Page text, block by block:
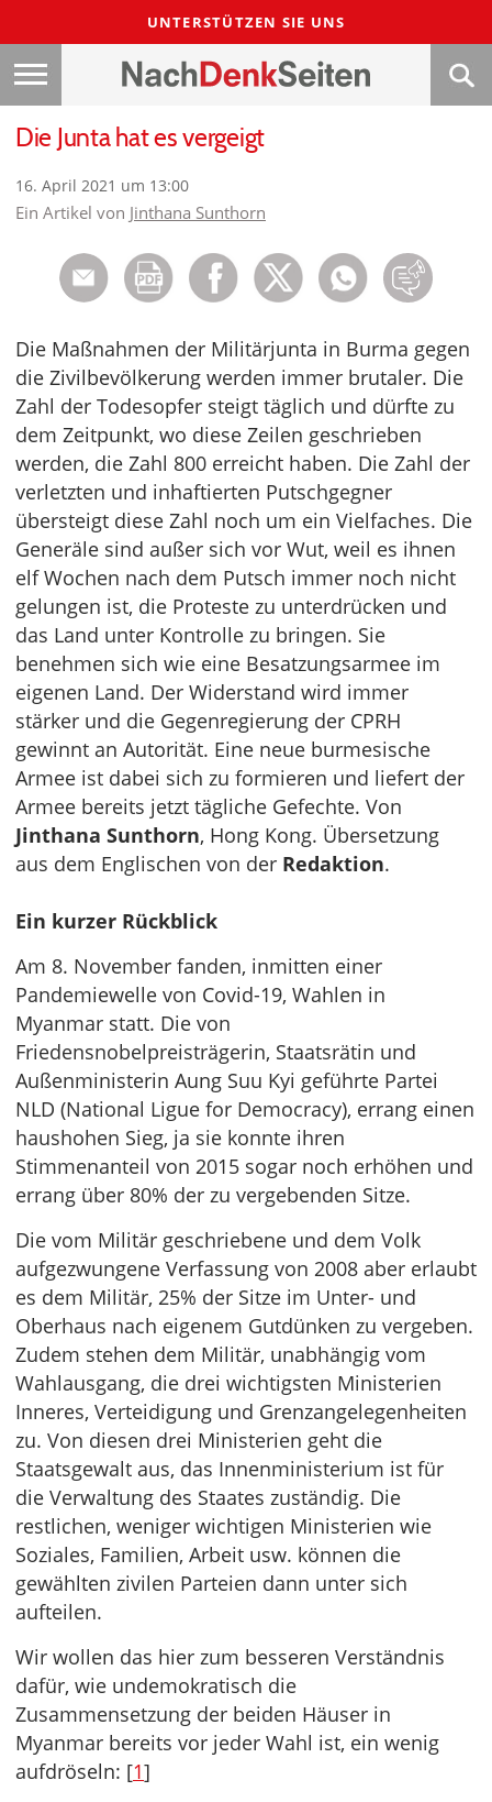
UNTERSTÜTZEN SIE UNS
Die Junta hat es vergeigt
16. April 2021 um 13:00
Ein Artikel von Jinthana Sunthorn
Die Maßnahmen der Militärjunta in Burma gegen
die Zivilbevölkerung werden immer brutaler. Die
Zahl der Todesopfer steigt täglich und dürfte zu
dem Zeitpunkt, wo diese Zeilen geschrieben
werden, die Zahl 800 erreicht haben. Die Zahl der
verletzten und inhaftierten Putschgegner
übersteigt diese Zahl noch um ein Vielfaches. Die
Generäle sind außer sich vor Wut, weil es ihnen
elf Wochen nach dem Putsch immer noch nicht
gelungen ist, die Proteste zu unterdrücken und
das Land unter Kontrolle zu bringen. Sie
benehmen sich wie eine Besatzungsarmee im
eigenen Land. Der Widerstand wird immer
stärker und die Gegenregierung der CPRH
gewinnt an Autorität. Eine neue burmesische
Armee ist dabei sich zu formieren und liefert der
Armee bereits jetzt tägliche Gefechte. Von
Jinthana Sunthorn, Hong Kong. Übersetzung
aus dem Englischen von der Redaktion.
Ein kurzer Rückblick
Am 8. November fanden, inmitten einer
Pandemiewelle von Covid-19, Wahlen in
Myanmar statt. Die von
Friedensnobelpreisträgerin, Staatsrätin und
Außenministerin Aung Suu Kyi geführte Partei
NLD (National Ligue for Democracy), errang einen
haushohen Sieg, ja sie konnte ihren
Stimmenanteil von 2015 sogar noch erhöhen und
errang über 80% der zu vergebenden Sitze.
Die vom Militär geschriebene und dem Volk
aufgezwungene Verfassung von 2008 aber erlaubt
es dem Militär, 25% der Sitze im Unter- und
Oberhaus nach eigenem Gutdünken zu vergeben.
Zudem stehen dem Militär, unabhängig vom
Wahlausgang, die drei wichtigsten Ministerien
Inneres, Verteidigung und Grenzangelegenheiten
zu. Von diesen drei Ministerien geht die
Staatsgewalt aus, das Innenministerium ist für
die Verwaltung des Staates zuständig. Die
restlichen, weniger wichtigen Ministerien wie
Soziales, Familien, Arbeit usw. können die
gewählten zivilen Parteien dann unter sich
aufteilen.
Wir wollen das hier zum besseren Verständnis
dafür, wie undemokratisch die
Zusammensetzung der beiden Häuser in
Myanmar bereits vor jeder Wahl ist, ein wenig
aufdröseln: [1]